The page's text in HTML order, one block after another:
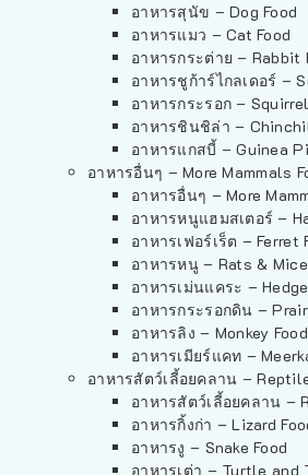
อาหารสุนัข – Dog Food
อาหารแมว – Cat Food
อาหารกระต่าย – Rabbit
อาหารชูก้าร์ไกลเดอร์ –
อาหารกระรอก –
อาหารชินชิล่า –
อาหารแกสบี้ – Guinea
อาหารอื่นๆ – More Mammals
อาหารอื่นๆ – More
อาหารหนูแฮมสเตอร์ –
อาหารเฟอร์เร็ต – Ferret
อาหารหนู – Rats & Mice
อาหารเม่นแคระ –
อาหารกระรอกดิน –
อาหารลิง – Monkey Food
อาหารเมียร์แคท –
อาหารสัตว์เลี้อยคลาน –
อาหารสัตว์เลี้อยคลาน –
อาหารกิ้งก่า – Lizard
อาหารงู – Snake Food
อาหารเต่า – Turtle and